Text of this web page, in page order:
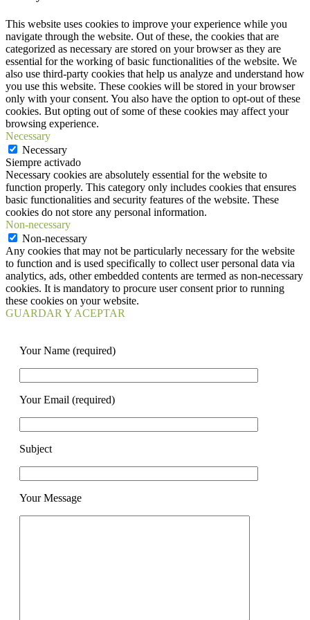
This website uses cookies to improve your experience while you
navigate through the website. Out of these, the cookies that are
categorized as necessary are stored on your browser as they are
essential for the working of basic functionalities of the website. We
also use third-party cookies that help us analyze and understand how
you use this website. These cookies will be stored in your browser
only with your consent. You also have the option to opt-out of these
cookies. But opting out of some of these cookies may affect your
browsing experience.
Necessary
Necessary
Siempre activado
Necessary cookies are absolutely essential for the website to
function properly. This category only includes cookies that ensures
basic functionalities and security features of the website. These
cookies do not store any personal information.
Non-necessary
Non-necessary
Any cookies that may not be particularly necessary for the website
to function and is used specifically to collect user personal data via
analytics, ads, other embedded contents are termed as non-necessary
cookies. It is mandatory to procure user consent prior to running
these cookies on your website.
GUARDAR Y ACEPTAR
Your Name (required)
Your Email (required)
Subject
Your Message